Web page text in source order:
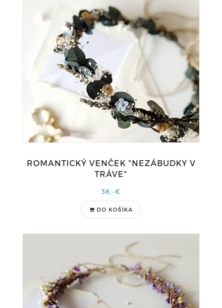
ROMANTICKÝ VENČEK "NEZÁBUDKY V
TRÁVE"
36,-€
DO KOŠÍKA